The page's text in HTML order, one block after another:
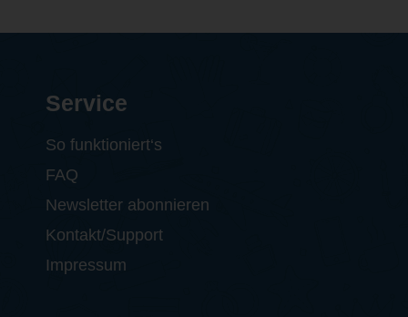
Service
So funktioniert‘s
FAQ
Newsletter abonnieren
Kontakt/Support
Impressum